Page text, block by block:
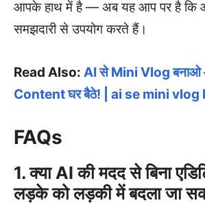
आपके हाथ में है — अब यह आप पर है कि
समझदारी से उपयोग करते हैं।
Read Also: AI से Mini Vlog बनाओ
Content घर बैठे! | ai se mini
FAQs
1. क्या AI की मदद से बिना
लड़के को लड़की में बदला जा